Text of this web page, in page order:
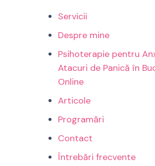
Servicii
Despre mine
Psihoterapie pentru
Atacuri de Panică în
Online
Articole
Programări
Contact
Întrebări frecvente